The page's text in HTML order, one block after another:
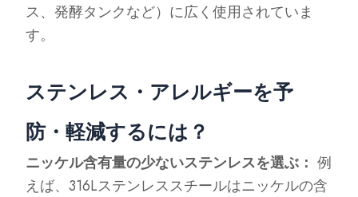
ス、発酵タンクなど）に広く使用されていま
す。
ステンレス・アレルギーを予
防・軽減するには？
ニッケル含有量の少ないステンレスを選ぶ：例
えば、316Lステンレススチールはニッケルの含